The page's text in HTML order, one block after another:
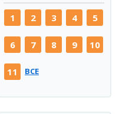
1 2 3 4 5
6 7 8 9 10
11 ВСЕ